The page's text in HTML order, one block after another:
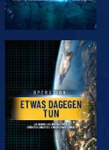
ANSEHEN